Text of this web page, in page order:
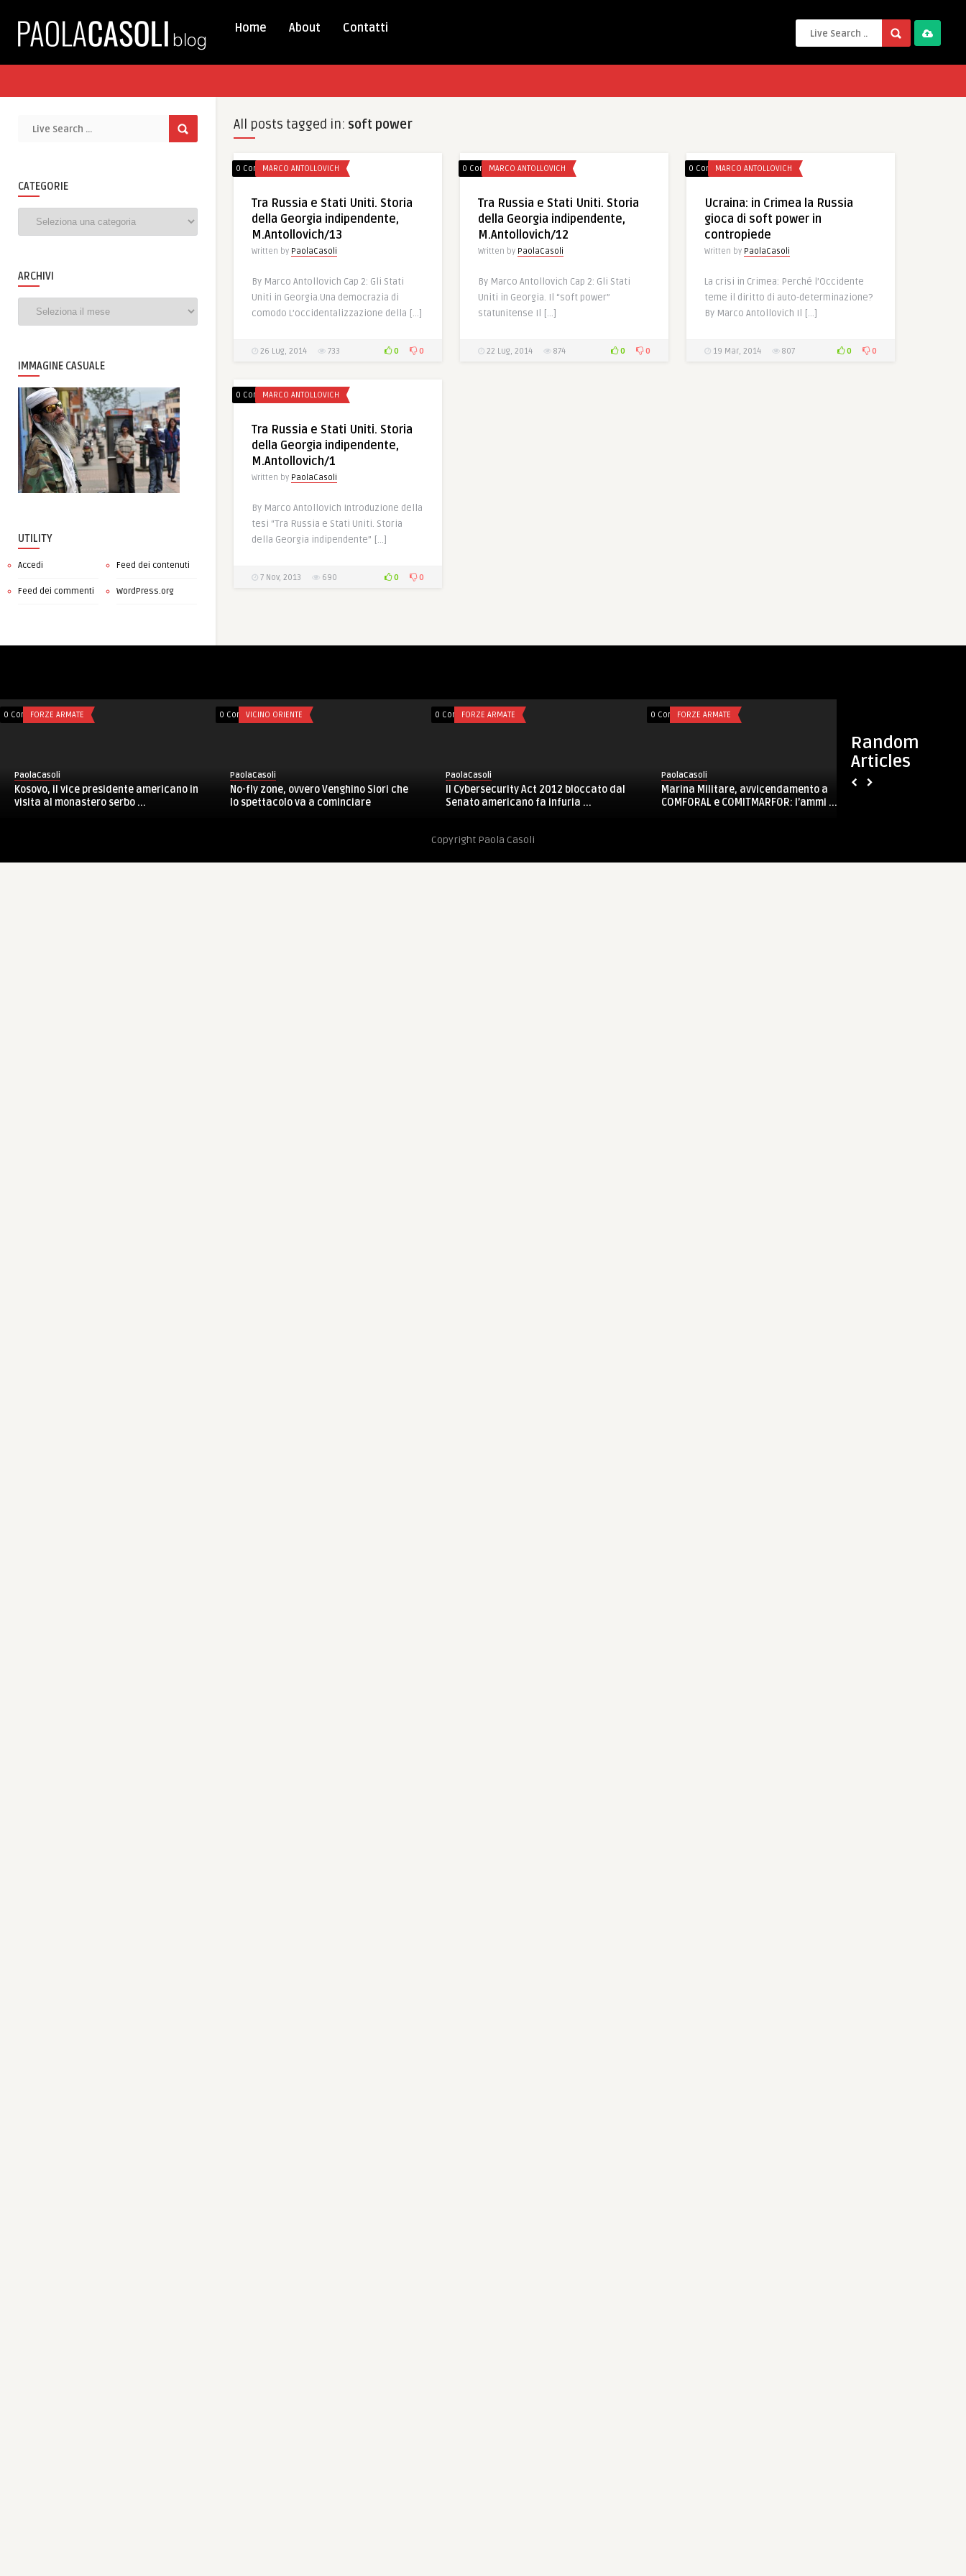
Home About Contatti
CATEGORIE
ARCHIVI
IMMAGINE CASUALE
UTILITY
Accedi Feed dei contenuti
Feed dei commenti WordPress.org
All posts tagged in: soft power
0 CommentsMARCO ANTOLLOVICH
Tra Russia e Stati Uniti. Storia
della Georgia indipendente,
M.Antollovich/13
Written by PaolaCasoli
By Marco Antollovich Cap 2: Gli Stati
Uniti in Georgia.Una democrazia di
comodo L’occidentalizzazione della […]
26 Lug, 2014 733 0 0
0 CommentsMARCO ANTOLLOVICH
Tra Russia e Stati Uniti. Storia
della Georgia indipendente,
M.Antollovich/12
Written by PaolaCasoli
By Marco Antollovich Cap 2: Gli Stati
Uniti in Georgia. Il “soft power”
statunitense Il […]
22 Lug, 2014 874 0 0
0 CommentsMARCO ANTOLLOVICH
Ucraina: in Crimea la Russia
gioca di soft power in
contropiede
Written by PaolaCasoli
La crisi in Crimea: Perché l’Occidente
teme il diritto di auto-determinazione?
By Marco Antollovich Il […]
19 Mar, 2014 807 0 0
0 CommentsMARCO ANTOLLOVICH
Tra Russia e Stati Uniti. Storia
della Georgia indipendente,
M.Antollovich/1
Written by PaolaCasoli
By Marco Antollovich Introduzione della
tesi “Tra Russia e Stati Uniti. Storia
della Georgia indipendente” […]
7 Nov, 2013 690 0 0
Random
Articles
0 CommentsFORZE ARMATE
PaolaCasoli
Kosovo, il vice presidente americano in
visita al monastero serbo ...
0 CommentsVICINO ORIENTE
PaolaCasoli
No-fly zone, ovvero Venghino Siori che
lo spettacolo va a cominciare
0 CommentsFORZE ARMATE
PaolaCasoli
Il Cybersecurity Act 2012 bloccato dal
Senato americano fa infuria ...
0 CommentsFORZE ARMATE
PaolaCasoli
Marina Militare, avvicendamento a
COMFORAL e COMITMARFOR: l’ammi ...
Copyright Paola Casoli